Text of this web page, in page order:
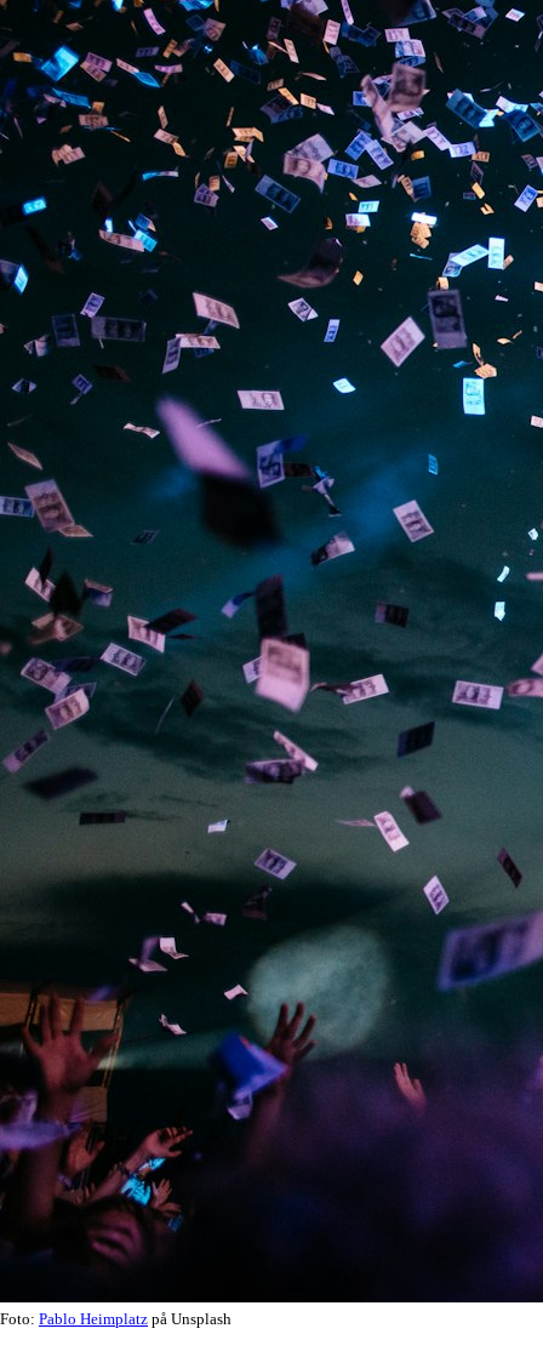
Foto: Pablo Heimplatz på Unsplash